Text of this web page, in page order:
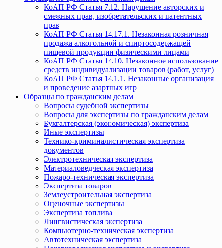
КоАП РФ Статья 7.12. Нарушение авторских и
смежных прав, изобретательских и патентных
прав
КоАП РФ Статья 14.17.1. Незаконная розничная
продажа алкогольной и спиртосодержащей
пищевой продукции физическими лицами
КоАП РФ Статья 14.10. Незаконное использование
средств индивидуализации товаров (работ, услуг)
КоАП РФ Статья 14.1.1. Незаконные организация
и проведение азартных игр
Образцы по гражданским делам
Вопросы судебной экспертизы
Вопросы для экспертизы по гражданским делам
Бухгалтерская (экономическая) экспертиза
Иные экспертизы
Технико-криминалистическая экспертиза
документов
Электротехническая экспертиза
Материаловедческая экспертиза
Пожаро-техническая экспертиза
Экспертиза товаров
Землеустроительная экспертиза
Оценочные экспертизы
Экспертиза топлива
Лингвистическая экспертиза
Компьютерно-техническая экспертиза
Автотехническая экспертиза